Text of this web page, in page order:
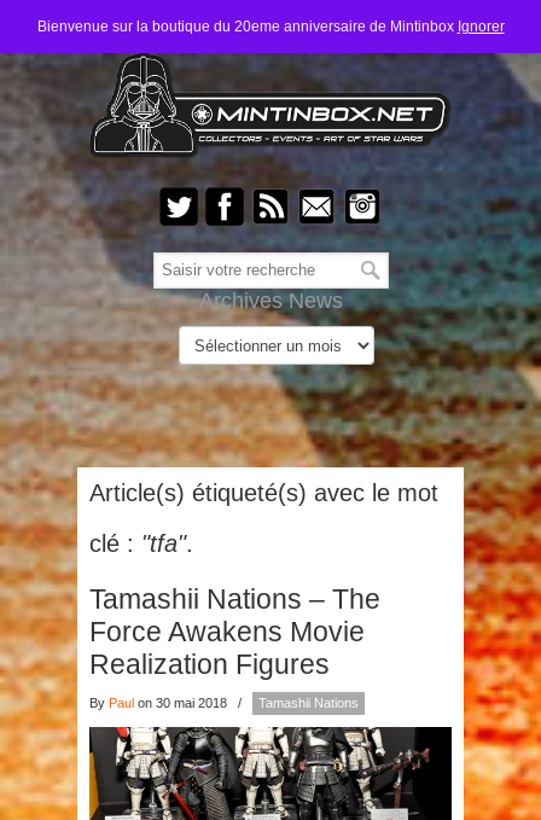
Bienvenue sur la boutique du 20eme anniversaire de Mintinbox Ignorer
Archives News
Article(s) étiqueté(s) avec le mot
clé : "tfa".
Tamashii Nations – The
Force Awakens Movie
Realization Figures
By Paul on 30 mai 2018 / Tamashii Nations